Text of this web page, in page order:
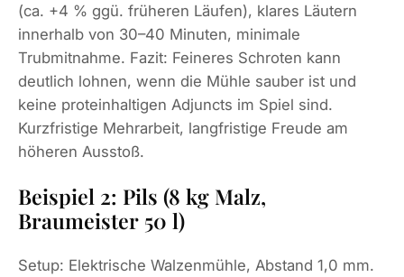
(ca. +4 % ggü. früheren Läufen), klares Läutern
innerhalb von 30–40 Minuten, minimale
Trubmitnahme. Fazit: Feineres Schroten kann
deutlich lohnen, wenn die Mühle sauber ist und
keine proteinhaltigen Adjuncts im Spiel sind.
Kurzfristige Mehrarbeit, langfristige Freude am
höheren Ausstoß.
Beispiel 2: Pils (8 kg Malz,
Braumeister 50 l)
Setup: Elektrische Walzenmühle, Abstand 1,0 mm.